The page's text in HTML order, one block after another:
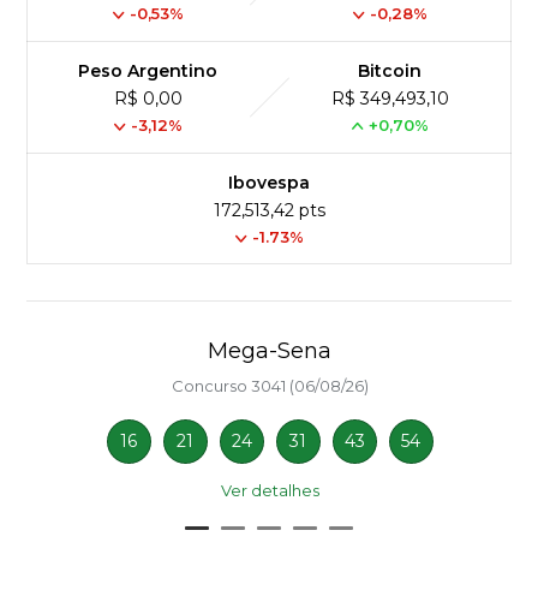
-0,53% -0,28%
Peso Argentino
R$ 0,00
-3,12%
Bitcoin
R$ 349,493,10
+0,70%
Ibovespa
172,513,42 pts
-1.73%
Mega-Sena
Concurso 3041 (06/08/26)
16 21 24 31 43 54
Ver detalhes